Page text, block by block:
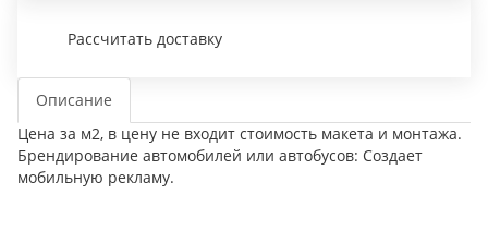
Рассчитать доставку
Описание
Цена за м2, в цену не входит стоимость макета и монтажа.
Брендирование автомобилей или автобусов: Создает
мобильную рекламу.